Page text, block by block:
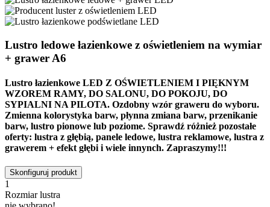
Lustro ledowe łazienkowe z oświetleniem na wymiar
+ grawer A6
Lustro łazienkowe LED Z OŚWIETLENIEM I PIĘKNYM
WZOREM RAMY, DO SALONU, DO POKOJU, DO
SYPIALNI NA PILOTA. Ozdobny wzór graweru do wyboru.
Zmienna kolorystyka barw, płynna zmiana barw, przenikanie
barw, lustro pionowe lub poziome. Sprawdź różnież pozostałe
oferty: lustra z głębią, panele ledowe, lustra reklamowe, lustra z
grawerem + efekt głębi i wiele innynch. Zapraszymy!!!
Skonfiguruj produkt
1
Rozmiar lustra